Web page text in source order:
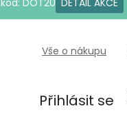
DOT20 DETAIL AKCE
Vše o nákupu
Přihlásit se